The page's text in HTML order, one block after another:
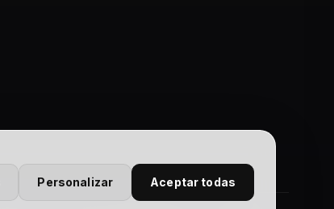
Personalizar Aceptar todas